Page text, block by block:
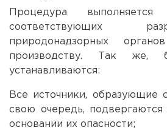
Процедура
соответствующих
природонадзорных
производству. Так же,
устанавливаются:
Все источники, образующие
свою очередь, подвергаются
основании их опасности;